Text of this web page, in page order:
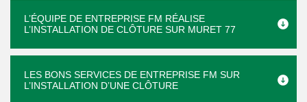
L’ÉQUIPE DE ENTREPRISE FM RÉALISE
L’INSTALLATION DE CLÔTURE SUR MURET 77
LES BONS SERVICES DE ENTREPRISE FM SUR
L’INSTALLATION D’UNE CLÔTURE